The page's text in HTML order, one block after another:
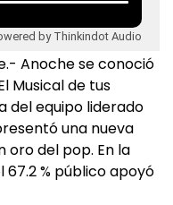
by Thinkindot Audio
Anoche se conoció
Musical de tus
del equipo liderado
una nueva
oro del pop. En la
% público apoyó